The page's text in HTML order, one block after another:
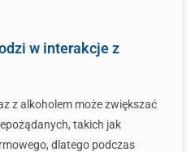
w interakcje z
z alkoholem może zwiększać
takich jak
dlatego podczas